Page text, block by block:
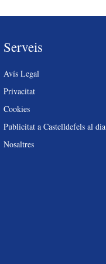
Serveis
Avís Legal
Privacitat
Cookies
Publicitat a Castelldefels al dia
Nosaltres